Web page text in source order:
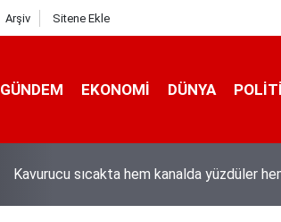
Arşiv Sitene Ekle
GÜNDEM EKONOMI DÜNYA
Kavurucu sıcakta hem kanalda yüzdüler